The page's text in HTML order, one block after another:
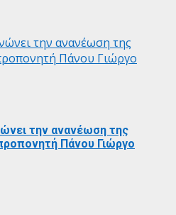
την ανανέωση της
Πάνου Γιώργο
την ανανέωση της
Πάνου Γιώργο